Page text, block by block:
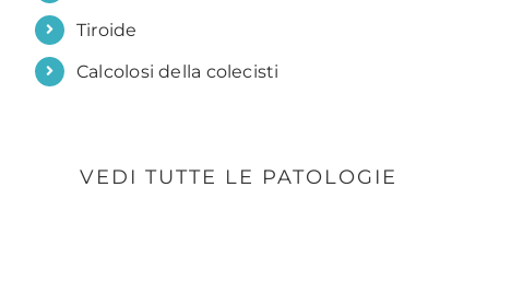
Tiroide
Calcolosi della colecisti
VEDI TUTTE LE PATOLOGIE